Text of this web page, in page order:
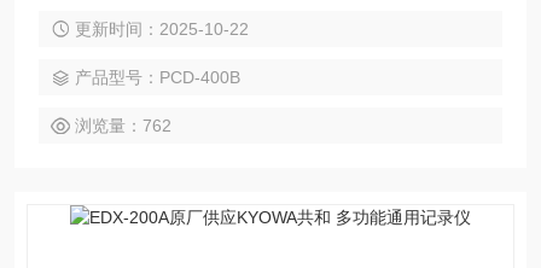
更新时间：2025-10-22
产品型号：PCD-400B
浏览量：762